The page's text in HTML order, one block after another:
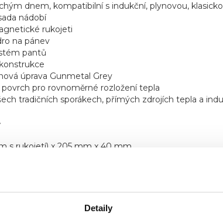
Detaily
dnem, kompatibilní s indukční, plynovou,
nádobí
rukojeti
na pánev
pantů
úprava Gunmetal Grey
povrch pro rovnoměrné rozložení tepla
tradičních sporákech, přímých zdrojích tepla a
s rukojetí) x 205 mm x 40 mm